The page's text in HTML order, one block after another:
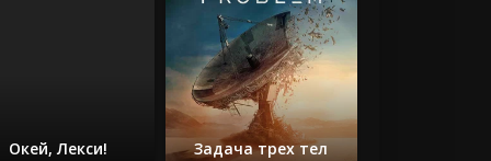
Окей, Лекси! Задача трех тел